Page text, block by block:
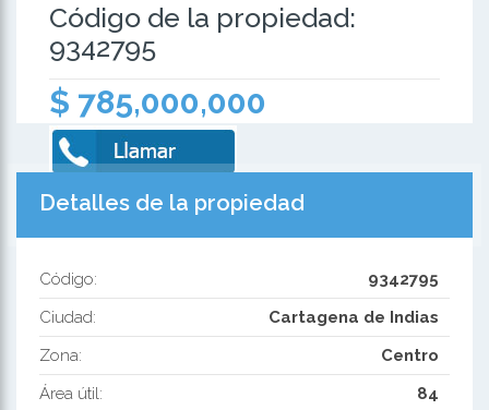
Código de la propiedad:
9342795
$ 785,000,000
Detalles de la propiedad
Código:
9342795
Ciudad:
Cartagena de Indias
Zona:
Centro
Área útil:
84